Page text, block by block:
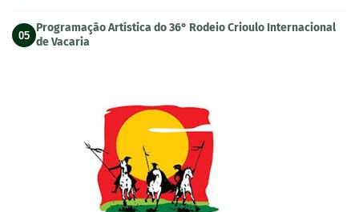
05
Programação Artística do 36° Rodeio Crioulo Internacional
de Vacaria